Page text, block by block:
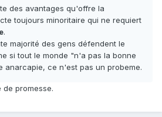
des avantages qu'offre la
toujours minoritaire qui ne requiert
.
majorité des gens défendent le
si tout le monde "n'a pas la bonne
anarcapie, ce n'est pas un probeme.
promesse.